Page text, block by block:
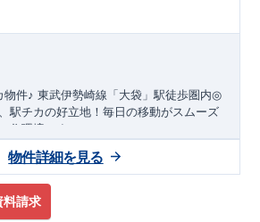
物件♪ ​東武伊勢崎線「大袋」駅徒歩圏内◎
駅チカの好立地！毎日の移動がスムーズ
住環境です。
震ダンパー・玄関電子キー・浴室換気乾
料請求
物件詳細を見る